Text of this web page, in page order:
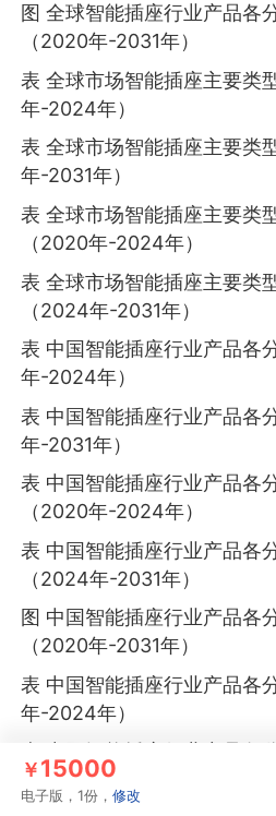
图 全球智能插座行业产品各
（2020年-2031年）
表 全球市场智能插座主要类
年-2024年）
表 全球市场智能插座主要类
年-2031年）
表 全球市场智能插座主要类
（2020年-2024年）
表 全球市场智能插座主要类
（2024年-2031年）
表 中国智能插座行业产品各
年-2024年）
表 中国智能插座行业产品各
年-2031年）
表 中国智能插座行业产品各
（2020年-2024年）
表 中国智能插座行业产品各
（2024年-2031年）
图 中国智能插座行业产品各
（2020年-2031年）
表 中国智能插座行业产品各
年-2024年）
表 中国智能插座行业产品
年-2031年）
￥15000
电子版，1份，修改